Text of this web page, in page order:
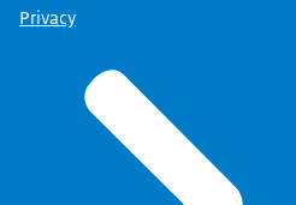
Privacy